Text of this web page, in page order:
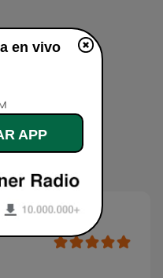
vivo
en vivo
APP